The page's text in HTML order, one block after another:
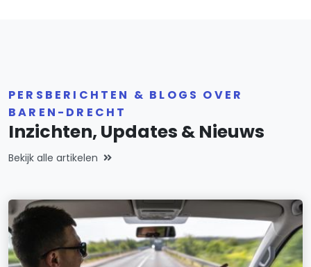
PERSBERICHTEN & BLOGS OVER
BAREN-DRECHT
Inzichten, Updates & Nieuws
Bekijk alle artikelen